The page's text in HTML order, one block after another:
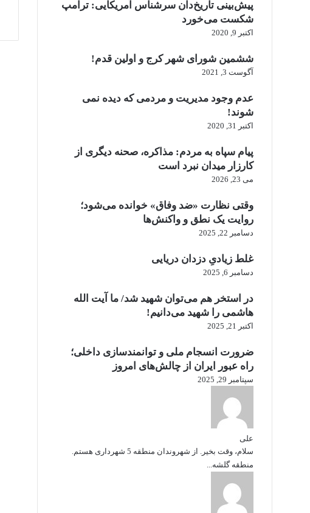
پیش‌بینی تاریخ‌دان سرشناس آمریکایی: ترامپ
شکست می‌خورد
اکتبر 9, 2020
ششمین شورای شهر کرج و اولین قدم!
آگوست 3, 2021
عدم وجود مدیریت و مردمی که دیده نمی
شوند!
اکتبر 31, 2020
پیام سپاه به مردم: مذاکره، صحنه دیگری از
کارزار میدان نبرد است
می 23, 2026
وقتی نظارت «ضد وفاق» خوانده می‌شود؛
روایت یک نطق و واکنش‌ها
دسامبر 22, 2025
غلط زیادیِ دزدان دریایی
دسامبر 6, 2025
در استخر هم می‌توان شهید شد/ ما آیت الله
هاشمی را شهید می‌دانیم!
اکتبر 21, 2025
ضرورت انسجام ملی و توانمندسازی داخلی؛
راه عبور ایران از چالش‌های امروز
سپتامبر 29, 2025
علی
سلام، وقت بخیر. از شهروندان منطقه 5 شهرداری هستم.
منطقه گلشه...